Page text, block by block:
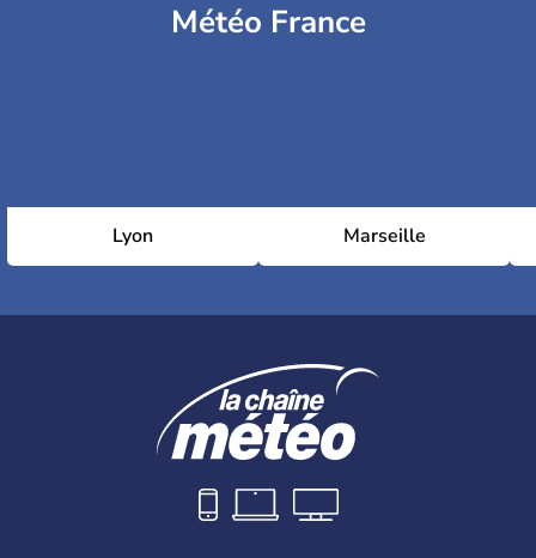
Météo France
Lyon Marseille